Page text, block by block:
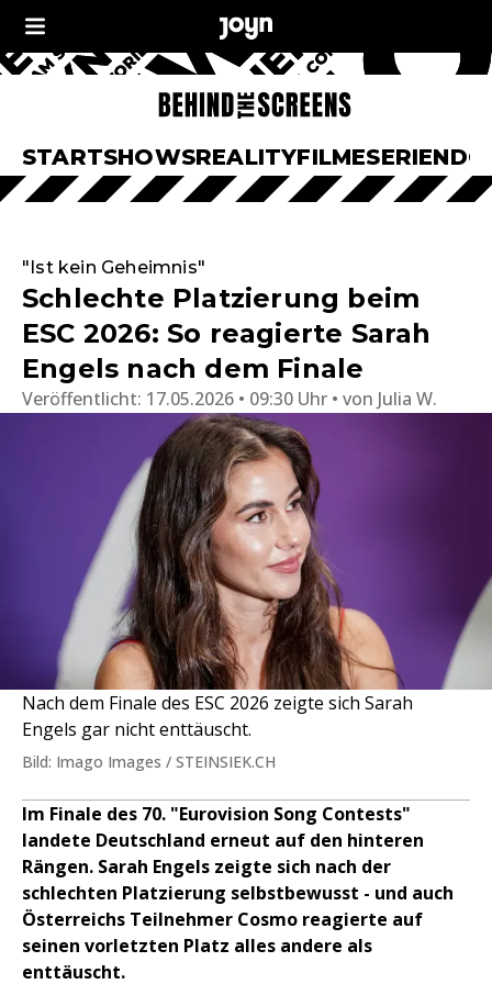
STARTSHOWSREALITYFILMESERIEN
"Ist kein Geheimnis"
Schlechte Platzierung beim
ESC 2026: So reagierte Sarah
Engels nach dem Finale
Veröffentlicht: 17.05.2026 • 09:30 Uhr von Julia W.
Nach dem Finale des ESC 2026 zeigte sich Sarah
Engels gar nicht enttäuscht.
Bild: Imago Images / STEINSIEK.CH
Im Finale des 70. "Eurovision Song Contests"
landete Deutschland erneut auf den hinteren
Rängen. Sarah Engels zeigte sich nach der
schlechten Platzierung selbstbewusst - und auch
Österreichs Teilnehmer Cosmo reagierte auf
seinen vorletzten Platz alles andere als
enttäuscht.